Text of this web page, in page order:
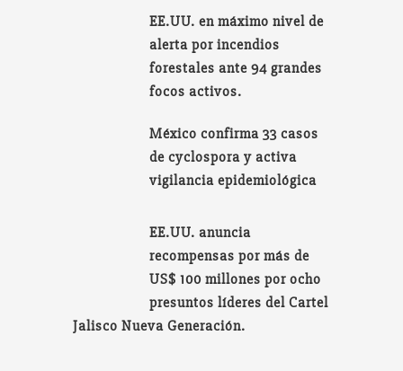
EE.UU. en máximo nivel de
alerta por incendios
forestales ante 94 grandes
focos activos.
México confirma 33 casos
de cyclospora y activa
vigilancia epidemiológica
EE.UU. anuncia
recompensas por más de
US$ 100 millones por ocho
presuntos líderes del Cartel
Jalisco Nueva Generación.